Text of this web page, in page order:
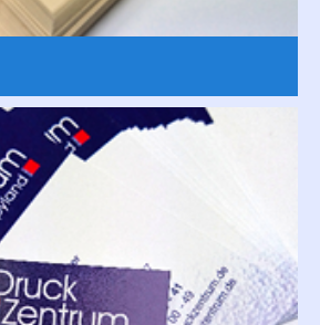
Bindung sortiert, einseitig oder
schwarz-weiß bedruckt nach Ihren